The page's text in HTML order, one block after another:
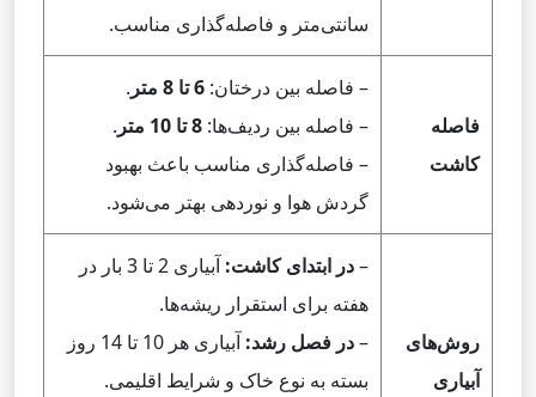
سانتی‌متر و فاصله‌گذاری مناسب.
فاصله
کاشت
– فاصله بین درختان: 6 تا 8 متر
.
– فاصله بین ردیف‌ها: 8 تا 10 متر
.
– فاصله‌گذاری مناسب باعث بهبود
گردش هوا و نوردهی بهتر می‌شود.
روش‌های
آبیاری
–در ابتدای کاشت:
آبیاری 2 تا 3 بار در
هفته برای استقرار ریشه‌ها.
–در فصل رشد:
آبیاری هر 10 تا 14 روز
بسته به نوع خاک و شرایط اقلیمی.